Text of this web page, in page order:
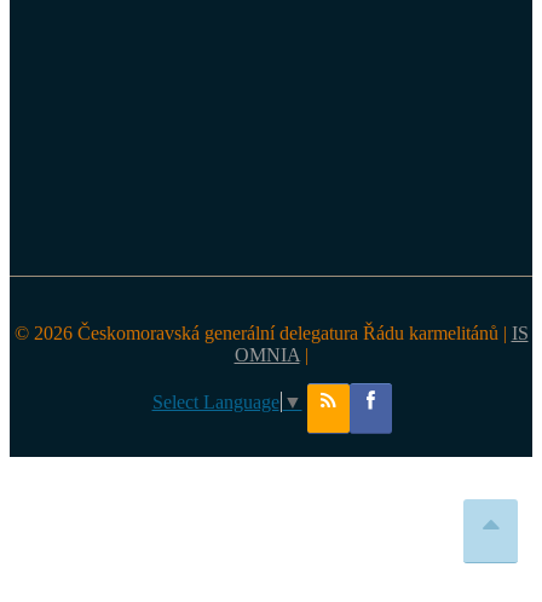
© 2026 Českomoravská generální delegatura Řádu karmelitánů | IS
OMNIA |
Select Language ▼